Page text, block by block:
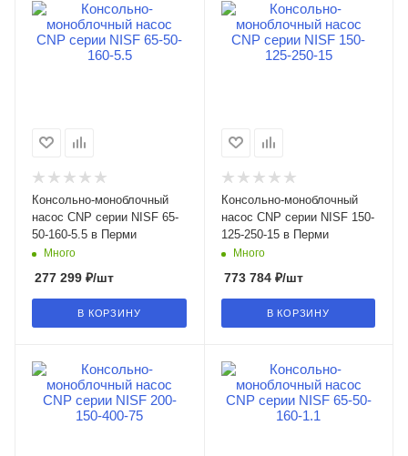
Консольно-моноблочный
насос CNP серии NISF 65-
50-160-5.5 в Перми
Много
277 299 ₽/шт
В КОРЗИНУ
Консольно-моноблочный
насос CNP серии NISF 150-
125-250-15 в Перми
Много
773 784₽/шт
В КОРЗИНУ